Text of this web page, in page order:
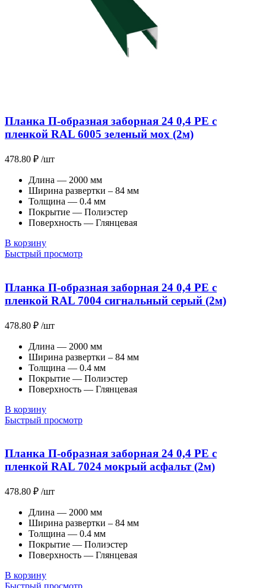
Планка П-образная заборная 24 0,4 PE с
пленкой RAL 6005 зеленый мох (2м)
478.80 ₽ /шт
Длина — 2000 мм
Ширина развертки – 84 мм
Толщина — 0.4 мм
Покрытие — Полиэстер
Поверхность — Глянцевая
В корзину
Быстрый просмотр
Планка П-образная заборная 24 0,4 PE с
пленкой RAL 7004 сигнальный серый (2м)
478.80 ₽ /шт
Длина — 2000 мм
Ширина развертки – 84 мм
Толщина — 0.4 мм
Покрытие — Полиэстер
Поверхность — Глянцевая
В корзину
Быстрый просмотр
Планка П-образная заборная 24 0,4 PE с
пленкой RAL 7024 мокрый асфальт (2м)
478.80 ₽ /шт
Длина — 2000 мм
Ширина развертки – 84 мм
Толщина — 0.4 мм
Покрытие — Полиэстер
Поверхность — Глянцевая
В корзину
Быстрый просмотр